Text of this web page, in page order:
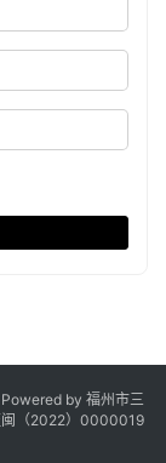
by 福州市三
闽（2022）0000019